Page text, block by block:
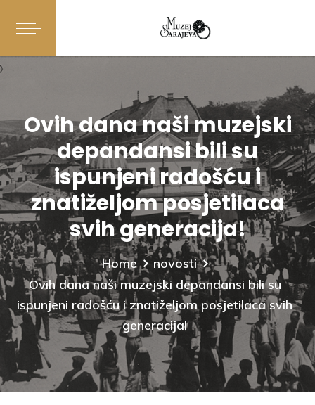
Ovih dana naši muzejski
depandansi bili su
ispunjeni radošću i
znatiželjom posjetilaca
svih generacija!
Home
novosti
Ovih dana naši muzejski depandansi bili su
ispunjeni radošću i znatiželjom posjetilaca svih
generacija!